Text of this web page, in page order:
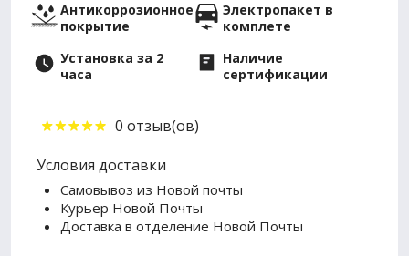
Антикоррозионное
покрытие
Электропакет в
комплете
Установка за 2
часа
Наличие
сертификации
0 отзыв(ов)
Условия доставки
Самовывоз из Новой почты
Курьер Новой Почты
Доставка в отделение Новой Почты